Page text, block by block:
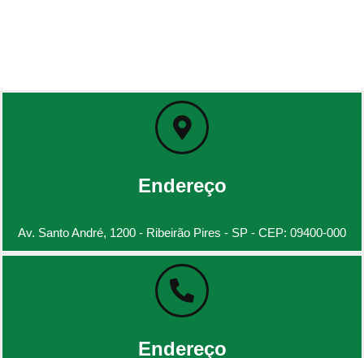
Endereço
Av. Santo André, 1200 - Ribeirão Pires - SP - CEP: 09400-000
Endereço